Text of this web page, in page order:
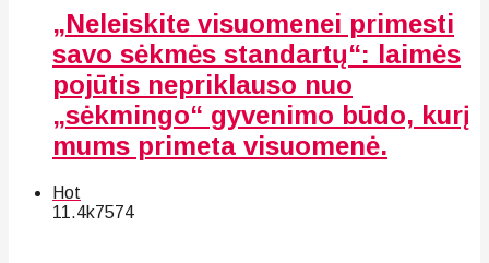
„Neleiskite visuomenei primesti
savo sėkmės standartų“: laimės
pojūtis nepriklauso nuo
„sėkmingo“ gyvenimo būdo, kurį
mums primeta visuomenė.
Hot
11.4k7574